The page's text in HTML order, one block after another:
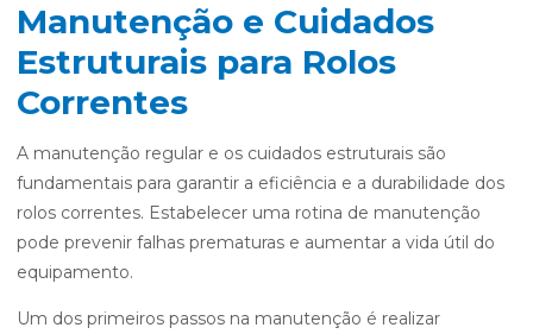
Manutenção e Cuidados
Estruturais para Rolos
Correntes
A manutenção regular e os cuidados estruturais são
fundamentais para garantir a eficiência e a durabilidade dos
rolos correntes. Estabelecer uma rotina de manutenção
pode prevenir falhas prematuras e aumentar a vida útil do
equipamento.
Um dos primeiros passos na manutenção é realizar